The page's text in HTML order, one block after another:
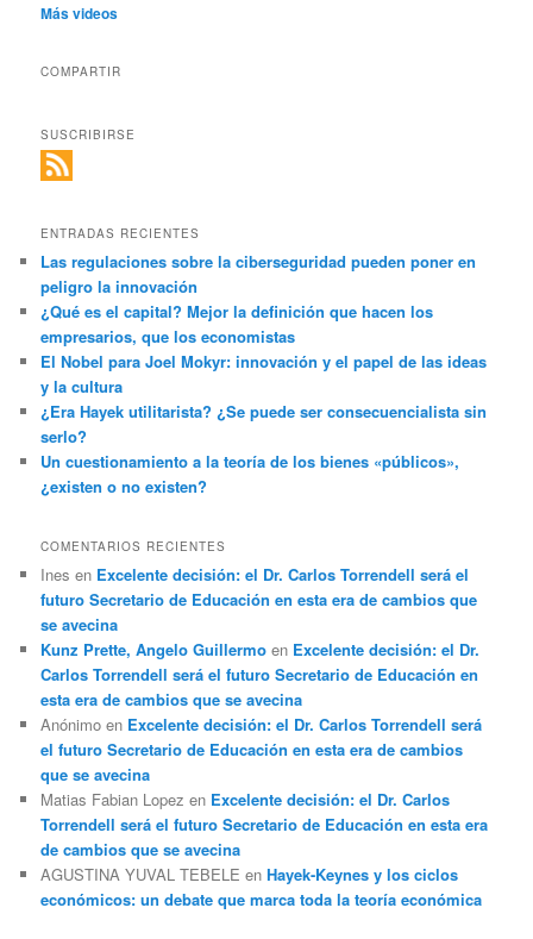
Más videos
COMPARTIR
SUSCRIBIRSE
ENTRADAS RECIENTES
Las regulaciones sobre la ciberseguridad pueden poner en
peligro la innovación
¿Qué es el capital? Mejor la definición que hacen los
empresarios, que los economistas
El Nobel para Joel Mokyr: innovación y el papel de las ideas
y la cultura
¿Era Hayek utilitarista? ¿Se puede ser consecuencialista sin
serlo?
Un cuestionamiento a la teoría de los bienes «públicos»,
¿existen o no existen?
COMENTARIOS RECIENTES
Ines en Excelente decisión: el Dr. Carlos Torrendell será el
futuro Secretario de Educación en esta era de cambios que
se avecina
Kunz Prette, Angelo Guillermo en Excelente decisión: el Dr.
Carlos Torrendell será el futuro Secretario de Educación en
esta era de cambios que se avecina
Anónimo en Excelente decisión: el Dr. Carlos Torrendell será
el futuro Secretario de Educación en esta era de cambios
que se avecina
Matias Fabian Lopez en Excelente decisión: el Dr. Carlos
Torrendell será el futuro Secretario de Educación en esta era
de cambios que se avecina
AGUSTINA YUVAL TEBELE enHayek-Keynes y los ciclos
económicos: un debate que marca toda la teoría económica